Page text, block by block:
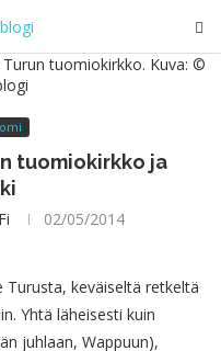
tuomiokirkko ja
02/05/2014
Turusta, keväiseltä retkeltä
Yhtä läheisesti kuin
juhlaan, Wappuun),